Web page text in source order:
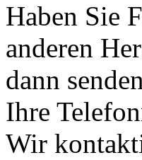
Haben Sie
anderen
dann
Ihre
Wir